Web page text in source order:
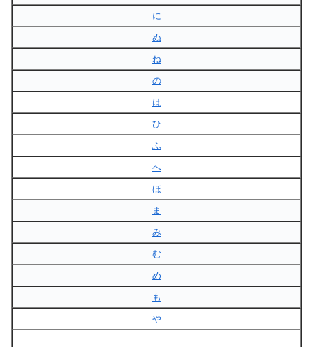
に
ぬ
ね
の
は
ひ
ふ
へ
ほ
ま
み
む
め
も
や
–